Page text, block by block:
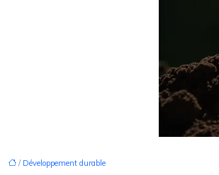
/ Développement durable